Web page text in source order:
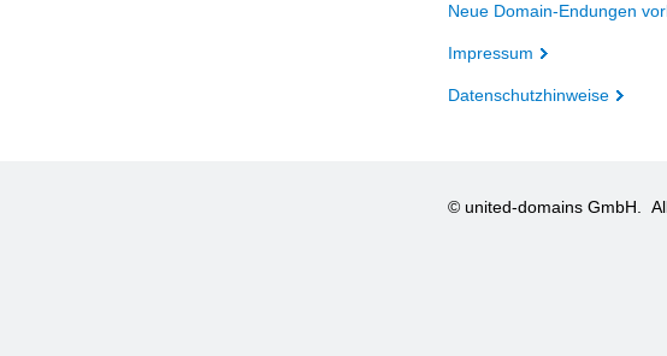
Neue Domain-Endungen
Impressum
Datenschutzhinweise
© united-domains GmbH.